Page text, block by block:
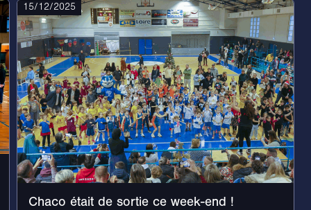
15/12/2025
Chaco était de sortie ce week-end !